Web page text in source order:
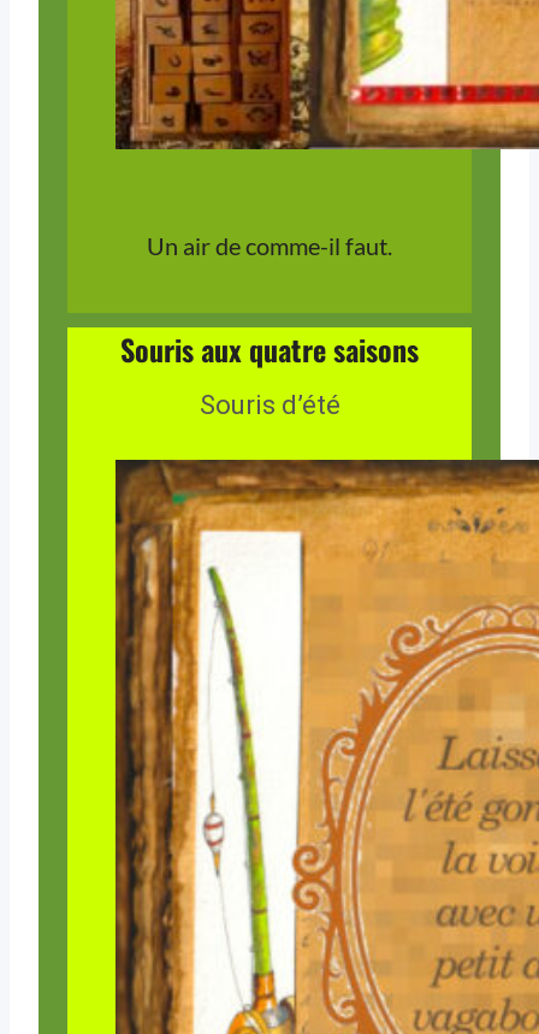
Un air de comme-il faut.
Souris aux quatre saisons
Souris d’été